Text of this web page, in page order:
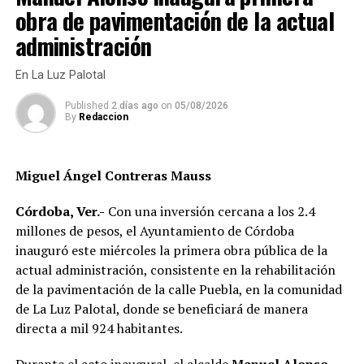
fortalecer la infraestructura hidráulica en las
comunidades rurales y mejorar el acceso al agua potable
para cientos de familias que durante años enfrentaron
un servicio irregular.
De acuerdo con autoridades municipales, la renovación
de los uniformes busca mejorar las condiciones laborales
de los elementos, además de facilitar su identificación y
aumentar su visibilidad durante las labores de vigilancia
Durante el evento, el director de Seguridad y Protección
diariamente quienes integran la corporación y el
Como parte del fortalecimiento institucional, el
Ayuntamiento también informó que recientemente
fueron incorporadas nuevas unidades vehiculares para
ampliar la capacidad operativa de la corporación. Dos de
esos vehículos fueron asignados a la Policía de
Proximidad de Género, área encargada de atender casos
obra de pavimentación de la actual
administración
En La Luz Palotal
Published 2 días ago on 05/08/2026
By Redaccion
Miguel Ángel Contreras Mauss
Córdoba, Ver.- Con una inversión cercana a los 2.4
millones de pesos, el Ayuntamiento de Córdoba
inauguró este miércoles la primera obra pública de la
actual administración, consistente en la rehabilitación
de la pavimentación de la calle Puebla, en la comunidad
de La Luz Palotal, donde se beneficiará de manera
directa a mil 924 habitantes.